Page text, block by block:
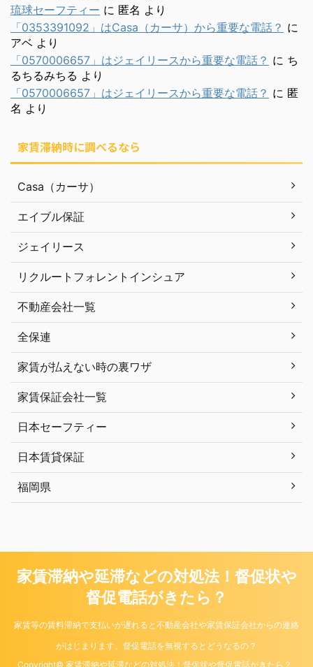
琉球セーフティー に 匿名 より
「0353391092」はCasa（カーサ）から重要な電話？ に
アベ より
「0570006657」はジェイリースから重要な電話？ に ち
るちるみちる より
「0570006657」はジェイリースから重要な電話？ に 匿
名 より
家賃滞納時に調べるなら
Casa（カーサ）
エイブル保証
ジェイリース
リクルートフォレントインシュア
不動産会社一覧
全保連
家賃が払えない時の裏ワザ
家賃保証会社一覧
日本セーフティー
日本賃貸保証
福岡県
家賃滞納や延滞などの対処法！督促状や
督促電話がきたら？
家賃等の賃料滞納で支払いが遅れると不動産会社や家賃保証会社からの連絡
がはじまります。督促電話を無視するとどうなるの？
Copyright© 家賃滞納や延滞などの対処法！督促状や督促電話がきたら？ ,